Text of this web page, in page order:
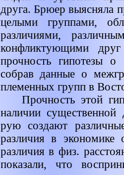
друга. Брюер выясняла
целыми группами,
различиями,
конфликтующими
прочность гипотезы о
собрав данные о
племенных групп в
Прочность этой
наличии существенной
рую создают
различия в экономике
различия в физ.
показали, что